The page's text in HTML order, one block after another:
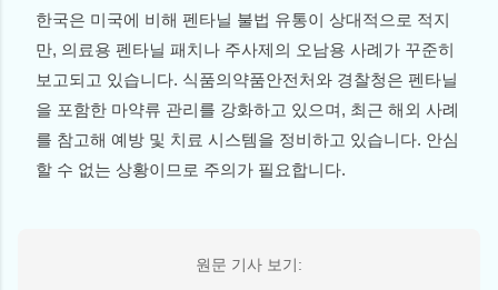
한국은 미국에 비해 펜타닐 불법 유통이 상대적으로 적지
만, 의료용 펜타닐 패치나 주사제의 오남용 사례가 꾸준히
보고되고 있습니다. 식품의약품안전처와 경찰청은 펜타닐
을 포함한 마약류 관리를 강화하고 있으며, 최근 해외 사례
를 참고해 예방 및 치료 시스템을 정비하고 있습니다. 안심
할 수 없는 상황이므로 주의가 필요합니다.
원문 기사 보기: